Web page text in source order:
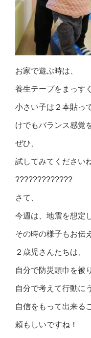
お家で遊ぶ時は、
養生テープをまっす
小さい子は２本貼っ
けでもバランス感覚
ぜひ、
試してみてください
?????????????
さて、
今週は、地震を想定
その時の様子もお伝
２歳児さんたちは、
自分で防災頭巾を被
自分で考えて行動に
自信をもって出来る
頼もしいですね！